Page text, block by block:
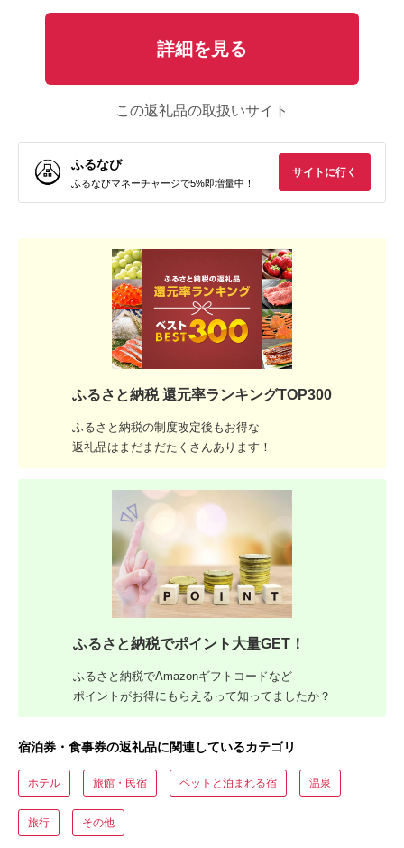
詳細を見る
この返礼品の取扱いサイト
ふるなび
ふるなびマネーチャージで5%即増量中！
サイトに行く
ふるさと納税 還元率ランキングTOP300
ふるさと納税の制度改定後もお得な
返礼品はまだまだたくさんあります！
ふるさと納税でポイント大量GET！
ふるさと納税でAmazonギフトコードなど
ポイントがお得にもらえるって知ってましたか？
宿泊券・食事券の返礼品に関連しているカテゴリ
ホテル 旅館・民宿 ペットと泊まれる宿 温泉
旅行 その他